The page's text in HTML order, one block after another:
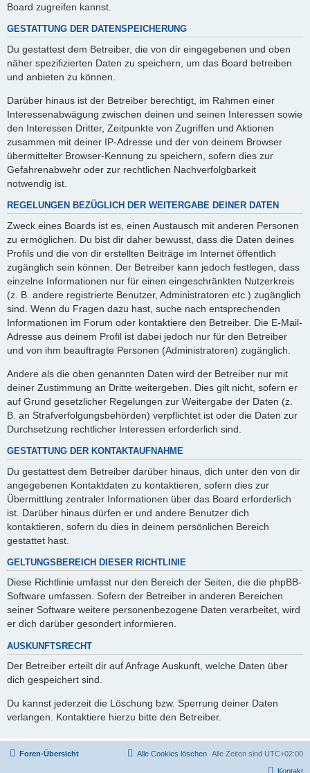
Board zugreifen kannst.
GESTATTUNG DER DATENSPEICHERUNG
Du gestattest dem Betreiber, die von dir eingegebenen und oben
näher spezifizierten Daten zu speichern, um das Board betreiben
und anbieten zu können.
Darüber hinaus ist der Betreiber berechtigt, im Rahmen einer
Interessenabwägung zwischen deinen und seinen Interessen sowie
den Interessen Dritter, Zeitpunkte von Zugriffen und Aktionen
zusammen mit deiner IP-Adresse und der von deinem Browser
übermittelter Browser-Kennung zu speichern, sofern dies zur
Gefahrenabwehr oder zur rechtlichen Nachverfolgbarkeit
notwendig ist.
REGELUNGEN BEZÜGLICH DER WEITERGABE DEINER DATEN
Zweck eines Boards ist es, einen Austausch mit anderen Personen
zu ermöglichen. Du bist dir daher bewusst, dass die Daten deines
Profils und die von dir erstellten Beiträge im Internet öffentlich
zugänglich sein können. Der Betreiber kann jedoch festlegen, dass
einzelne Informationen nur für einen eingeschränkten Nutzerkreis
(z. B. andere registrierte Benutzer, Administratoren etc.) zugänglich
sind. Wenn du Fragen dazu hast, suche nach entsprechenden
Informationen im Forum oder kontaktiere den Betreiber. Die E-Mail-
Adresse aus deinem Profil ist dabei jedoch nur für den Betreiber
und von ihm beauftragte Personen (Administratoren) zugänglich.
Andere als die oben genannten Daten wird der Betreiber nur mit
deiner Zustimmung an Dritte weitergeben. Dies gilt nicht, sofern er
auf Grund gesetzlicher Regelungen zur Weitergabe der Daten (z.
B. an Strafverfolgungsbehörden) verpflichtet ist oder die Daten zur
Durchsetzung rechtlicher Interessen erforderlich sind.
GESTATTUNG DER KONTAKTAUFNAHME
Du gestattest dem Betreiber darüber hinaus, dich unter den von dir
angegebenen Kontaktdaten zu kontaktieren, sofern dies zur
Übermittlung zentraler Informationen über das Board erforderlich
ist. Darüber hinaus dürfen er und andere Benutzer dich
kontaktieren, sofern du dies in deinem persönlichen Bereich
gestattet hast.
GELTUNGSBEREICH DIESER RICHTLINIE
Diese Richtlinie umfasst nur den Bereich der Seiten, die die phpBB-
Software umfassen. Sofern der Betreiber in anderen Bereichen
seiner Software weitere personenbezogene Daten verarbeitet, wird
er dich darüber gesondert informieren.
AUSKUNFTSRECHT
Der Betreiber erteilt dir auf Anfrage Auskunft, welche Daten über
dich gespeichert sind.
Du kannst jederzeit die Löschung bzw. Sperrung deiner Daten
verlangen. Kontaktiere hierzu bitte den Betreiber.
Foren-Übersicht Alle Zeiten sind UTC+02:00
Alle Cookies löschen
Kontakt